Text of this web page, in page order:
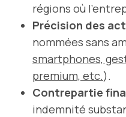
régions où
Précision des
nommées sans
smartphones,
premium, etc.).
Contrepartie
indemnité